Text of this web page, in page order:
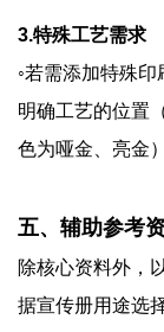
3.特殊工艺需求
◦若需添加特殊
明确工艺的位置
色为哑金、亮金
五、辅助参考
除核心资料外，
据宣传册用途选